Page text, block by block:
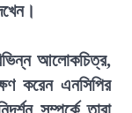
আলোকচিত্র,
করেন এনসিপির